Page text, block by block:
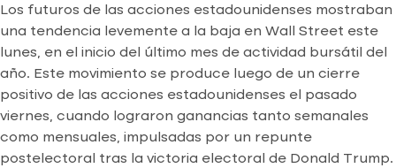
Los futuros de las acciones estadounidenses mostraban
una tendencia levemente a la baja en Wall Street este
lunes, en el inicio del último mes de actividad bursátil del
año. Este movimiento se produce luego de un cierre
positivo de las acciones estadounidenses el pasado
viernes, cuando lograron ganancias tanto semanales
como mensuales, impulsadas por un repunte
postelectoral tras la victoria electoral de Donald Trump.